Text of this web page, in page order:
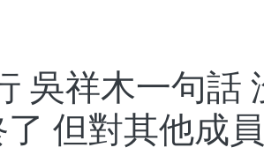
吳祥木一句話
但對其他成